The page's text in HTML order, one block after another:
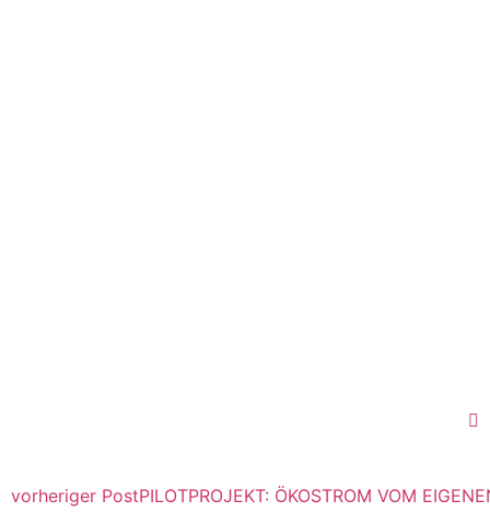
vorheriger PostPILOTPROJEKT: ÖKOSTROM VOM